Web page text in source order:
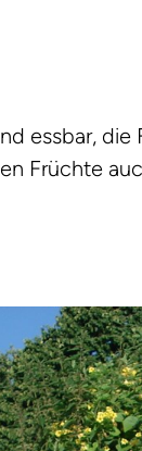
essbar,
Früchte